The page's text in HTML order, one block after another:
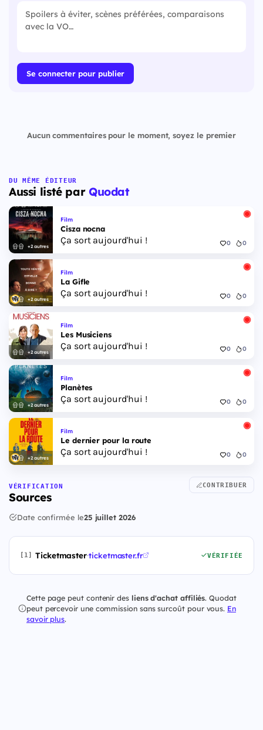
Se connecter pour publier
Aucun commentaires pour le moment, soyez le premier
DU MÊME ÉDITEUR
Aussi listé par Quodat
+2 autres
Film
Cisza nocna
Ça sort aujourd'hui ! 0 0
+2 autres
Film
La Gifle
Ça sort aujourd'hui ! 0 0
+2 autres
Film
Les Musiciens
Ça sort aujourd'hui ! 0 0
+2 autres
Film
Planètes
Ça sort aujourd'hui ! 0 0
+2 autres
Film
Le dernier pour la route
Ça sort aujourd'hui ! 0 0
VÉRIFICATION
Sources
CONTRIBUER
Date confirmée le25 juillet 2026
[1] Ticketmaster·ticketmaster.fr VÉRIFIÉE
Cette page peut contenir des liens d'achat affiliés. Quodat
peut percevoir une commission sans surcoût pour vous. En
savoir plus.